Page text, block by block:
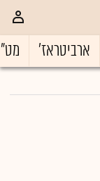
ארביטראז'